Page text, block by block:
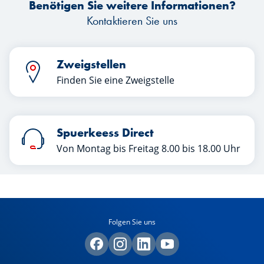
finanzielle Erziehung. Viel Spaß beim
Lesen!
Benötigen Sie weitere Informationen?
Kontaktieren Sie uns
Zweigstellen
Finden Sie eine Zweigstelle
Spuerkeess Direct
Von Montag bis Freitag 8.00 bis 18.00 Uhr
Folgen Sie uns